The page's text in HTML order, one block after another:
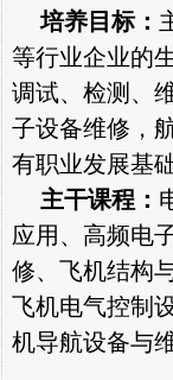
培养目标：
等行业企业的
调试、检测、
子设备维修，
有职业发展基
主干课程：
应用、高频电
修、飞机结构
飞机电气控制
机导航设备与